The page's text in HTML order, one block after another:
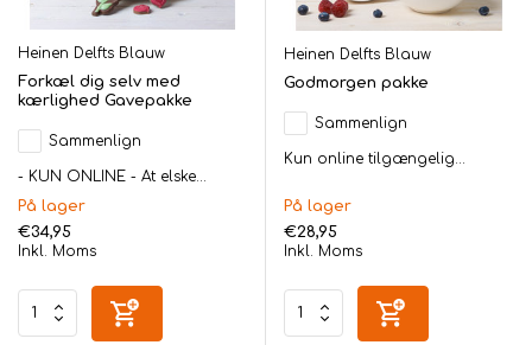
Heinen Delfts Blauw
Forkæl dig selv med
kærlighed Gavepakke
Sammenlign
- KUN ONLINE - At elske...
På lager
€34,95
Inkl. Moms
Heinen Delfts Blauw
Godmorgen pakke
Sammenlign
Kun online tilgængelig...
På lager
€28,95
Inkl. Moms